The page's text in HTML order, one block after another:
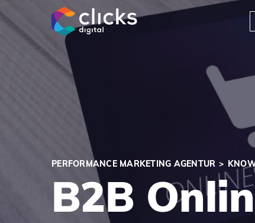
clicks digital
PERFORMANCE MARKETING AGENTUR
B2B